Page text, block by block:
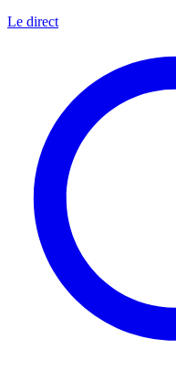
Le direct